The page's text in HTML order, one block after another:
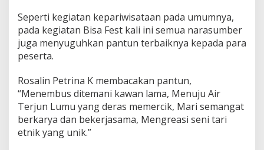
Seperti kegiatan kepariwisataan pada umumnya,
pada kegiatan Bisa Fest kali ini semua narasumber
juga menyuguhkan pantun terbaiknya kepada para
peserta.
Rosalin Petrina K membacakan pantun,
“Menembus ditemani kawan lama, Menuju Air
Terjun Lumu yang deras memercik, Mari semangat
berkarya dan bekerjasama, Mengreasi seni tari
etnik yang unik.”